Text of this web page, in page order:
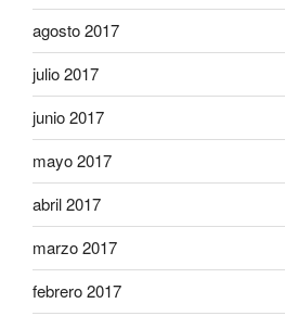
agosto 2017
julio 2017
junio 2017
mayo 2017
abril 2017
marzo 2017
febrero 2017